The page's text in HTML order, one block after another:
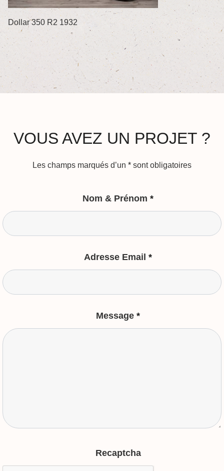
Dollar 350 R2 1932
VOUS AVEZ UN PROJET ?
Les champs marqués d’un * sont obligatoires
Nom & Prénom *
Adresse Email *
Message *
Recaptcha